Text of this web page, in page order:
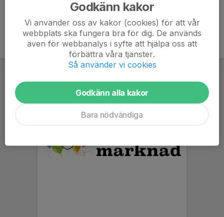
Godkänn kakor
Vi använder oss av kakor (cookies) för att vår
webbplats ska fungera bra för dig. De används
även för webbanalys i syfte att hjälpa oss att
förbättra våra tjänster.
Så använder vi cookies
Godkänn alla kakor
Bara nödvändiga